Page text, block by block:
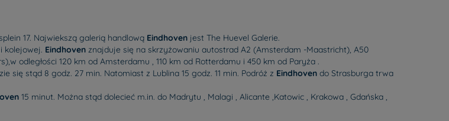
17. Najwiekszą galerią handlową Eindhoven jest The Huevel Galerie.
kolejowej. Eindhoven znajduje się na skrzyżowaniu autostrad A2 (Amsterdam -Maastricht), A50
odległości 120 km od Amsterdamu , 110 km od Rotterdamu i 450 km od Paryża .
się stąd 8 godz. 27 min. Natomiast z Lublina 15 godz. 11 min. Podróż z Eindhoven do Strasburga trwa
15 minut. Można stąd dolecieć m.in. do Madrytu , Malagi , Alicante ,Katowic , Krakowa , Gdańska ,